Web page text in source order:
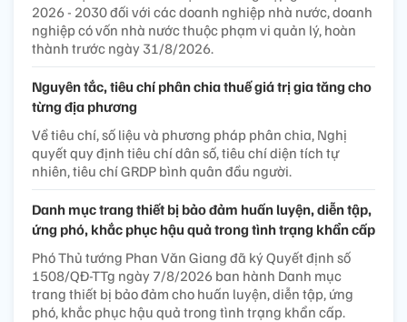
2026 - 2030 đối với các doanh nghiệp nhà nước, doanh
nghiệp có vốn nhà nước thuộc phạm vi quản lý, hoàn
thành trước ngày 31/8/2026.
Nguyên tắc, tiêu chí phân chia thuế giá trị gia tăng cho
từng địa phương
Về tiêu chí, số liệu và phương pháp phân chia, Nghị
quyết quy định tiêu chí dân số, tiêu chí diện tích tự
nhiên, tiêu chí GRDP bình quân đầu người.
Danh mục trang thiết bị bảo đảm huấn luyện, diễn tập,
ứng phó, khắc phục hậu quả trong tình trạng khẩn cấp
Phó Thủ tướng Phan Văn Giang đã ký Quyết định số
1508/QĐ-TTg ngày 7/8/2026 ban hành Danh mục
trang thiết bị bảo đảm cho huấn luyện, diễn tập, ứng
phó, khắc phục hậu quả trong tình trạng khẩn cấp.